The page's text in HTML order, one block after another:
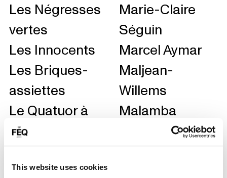
This website uses cookies
Les Négresses
vertes
Les Innocents
Les Briques-
assiettes
Le Quatuor à
cordes de
Shanghai
Laurence
Marie-Claire
Séguin
Marcel Aymar
Maljean-
Willems
Malamba